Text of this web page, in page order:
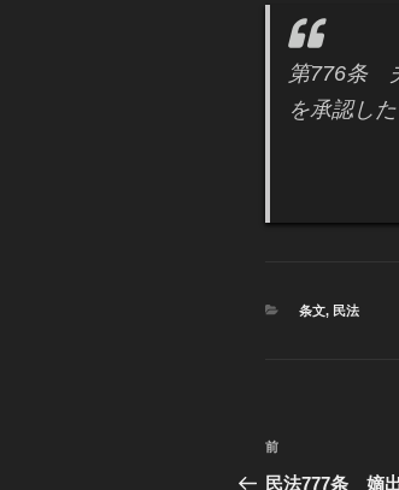
第776条
を承認し
カ
条文, 民法
投
過
去
前
民法777条 嫡